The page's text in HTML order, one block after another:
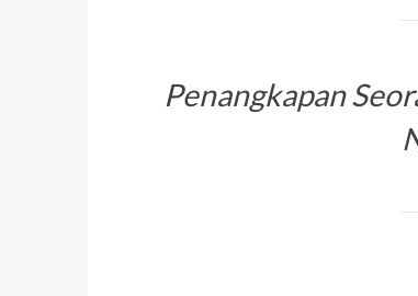
Penangkapan